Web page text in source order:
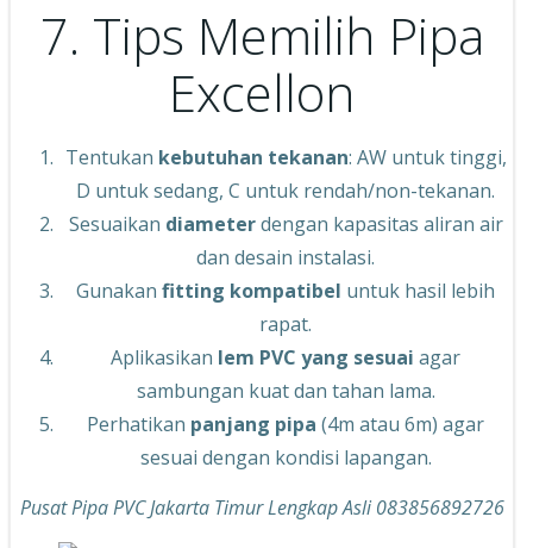
7. Tips Memilih Pipa
Excellon
Tentukan kebutuhan tekanan: AW untuk tinggi,
D untuk sedang, C untuk rendah/non-tekanan.
Sesuaikan diameterdengan kapasitas aliran air
dan desain instalasi.
Gunakan fitting kompatibel untuk hasil lebih
rapat.
Aplikasikan lem PVC yang sesuai agar
sambungan kuat dan tahan lama.
Perhatikan panjang pipa (4m atau 6m) agar
sesuai dengan kondisi lapangan.
Pusat Pipa PVC Jakarta Timur Lengkap Asli 083856892726